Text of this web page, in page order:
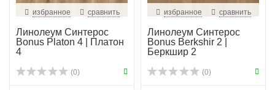
избранное сравнить
Линолеум Синтерос
Bonus Platon 4 | Платон
4
(0)
избранное сравнить
Линолеум Синтерос
Bonus Berkshir 2 |
Беркшир 2
(0)